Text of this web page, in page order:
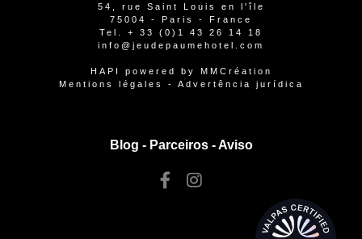
54, rue Saint Louis en l'île
75004 - Paris - France
Tel. + 33 (0)1 43 26 14 18
info@jeudepaumehotel.com
HAPI powered by MMCréation
Mentions légales
- Advertência jurídica
Blog - Parceiros-Aviso